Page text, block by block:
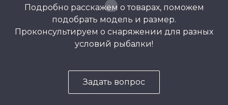
Подробно расскажем о товарах, поможем
подобрать модель и размер.
Проконсультируем о снаряжении для разных
условий рыбалки!
Задать вопрос